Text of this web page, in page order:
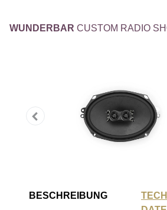
WUNDERBAR CUSTOM RADIO
BESCHREIBUNG